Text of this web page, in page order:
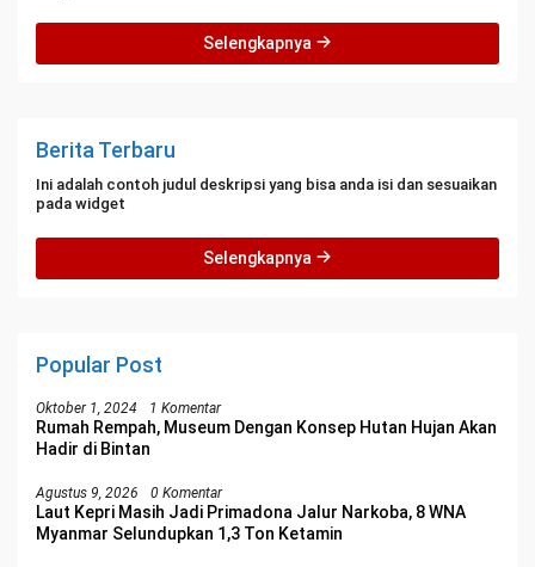
Selengkapnya
Berita Terbaru
Ini adalah contoh judul deskripsi yang bisa anda isi dan sesuaikan
pada widget
Selengkapnya
Popular Post
Oktober 1, 2024 1 Komentar
Rumah Rempah, Museum Dengan Konsep Hutan Hujan Akan
Hadir di Bintan
Agustus 9, 2026 0 Komentar
Laut Kepri Masih Jadi Primadona Jalur Narkoba, 8 WNA
Myanmar Selundupkan 1,3 Ton Ketamin